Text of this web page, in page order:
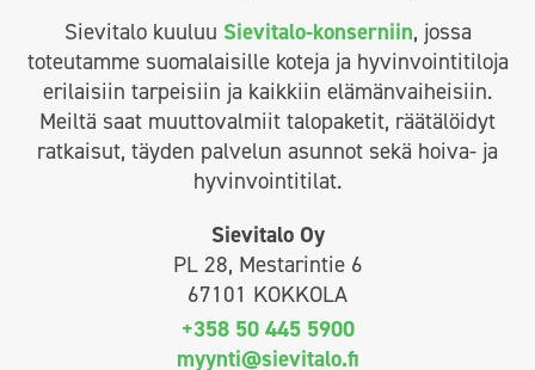
Sievitalo kuuluu Sievitalo-konserniin, jossa
toteutamme suomalaisille koteja ja hyvinvointitiloja
erilaisiin tarpeisiin ja kaikkiin elämänvaiheisiin.
Meiltä saat muuttovalmiit talopaketit, räätälöidyt
ratkaisut, täyden palvelun asunnot sekä hoiva- ja
hyvinvointitilat.
Sievitalo Oy
PL 28, Mestarintie 6
67101 KOKKOLA
+358 50 445 5900
myynti@sievitalo.fi